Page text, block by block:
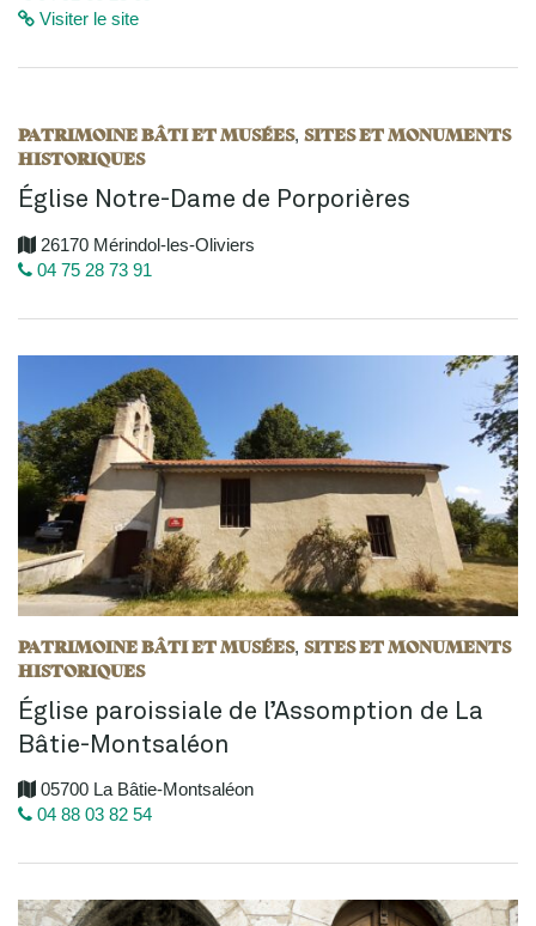
Visiter le site
PATRIMOINE BÂTI ET MUSÉES, SITES ET MONUMENTS
HISTORIQUES
Église Notre-Dame de Porporières
26170 Mérindol-les-Oliviers
04 75 28 73 91
PATRIMOINE BÂTI ET MUSÉES, SITES ET MONUMENTS
HISTORIQUES
Église paroissiale de l’Assomption de La
Bâtie-Montsaléon
05700 La Bâtie-Montsaléon
04 88 03 82 54